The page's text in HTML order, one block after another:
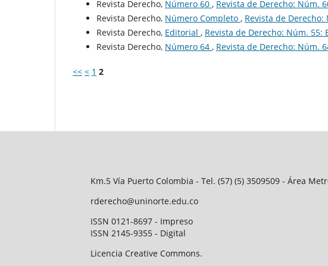
Revista Derecho, Número 60 , Revista de Derecho: Núm.
Revista Derecho, Número Completo , Revista de Derecho:
Revista Derecho, Editorial , Revista de Derecho: Núm. 55:
Revista Derecho, Número 64 , Revista de Derecho: Núm.
<< < 1 2
Km.5 Vía Puerto Colombia - Tel. (57) (5) 3509509 - Área
rderecho@uninorte.edu.co
ISSN 0121-8697 - Impreso
ISSN 2145-9355 - Digital
Licencia Creative Commons.